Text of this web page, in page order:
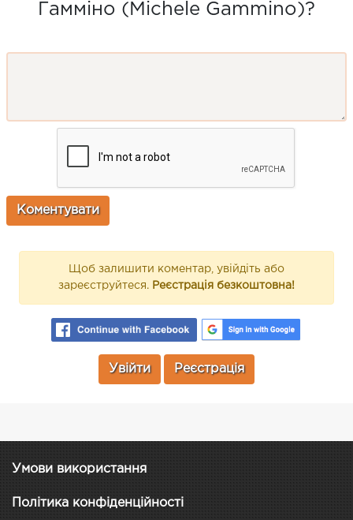
Гамміно (Michele Gammino)?
Щоб залишити коментар, увійдіть або
зареєструйтеся. Реєстрація безкоштовна!
Увійти Реєстрація
Умови використання
Політика конфіденційності